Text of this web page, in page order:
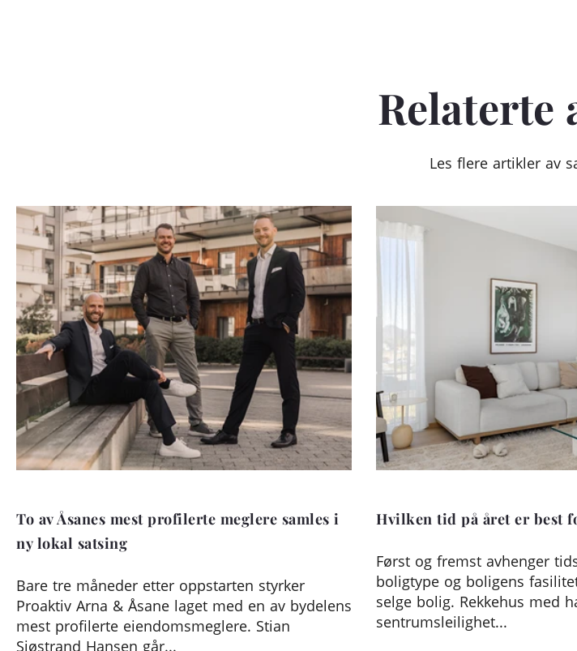
Relaterte
Les flere artikler av
To av Åsanes mest profilerte meglere samles i
ny lokal satsing
Bare tre måneder etter oppstarten styrker
Proaktiv Arna & Åsane laget med en av bydelens
mest profilerte eiendomsmeglere. Stian
Sjøstrand Hansen går...
Hvilken tid på året er best
Først og fremst avhenger
boligtype og boligens
selge bolig. Rekkehus med
sentrumsleilighet...